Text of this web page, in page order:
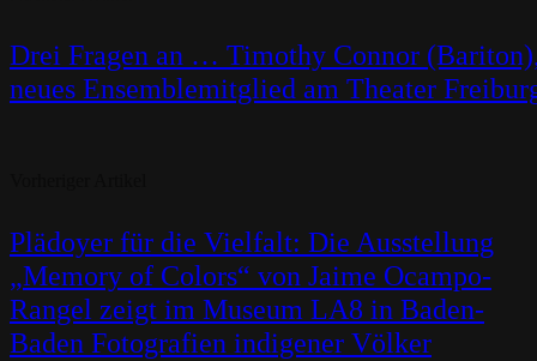
Drei Fragen an … Timothy Connor
neues Ensemblemitglied am Theater
Plädoyer für die Vielfalt: Die Ausstellung
„Memory of Colors“ von Jaime Ocampo-
Rangel zeigt im Museum LA8 in Baden-
Baden Fotografien indigener Völker